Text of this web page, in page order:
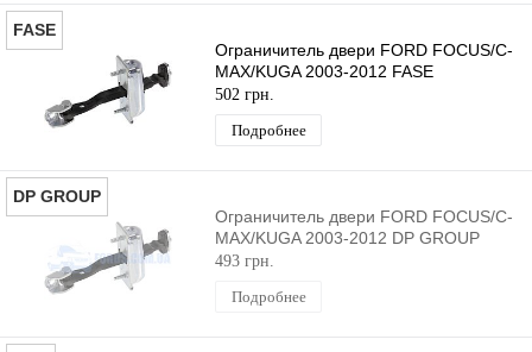
FASE
Ограничитель двери FORD FOCUS/C-
MAX/KUGA 2003-2012 FASE
502 грн.
Подробнее
DP GROUP
Ограничитель двери FORD FOCUS/C-
MAX/KUGA 2003-2012 DP GROUP
493 грн.
Подробнее